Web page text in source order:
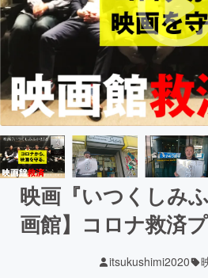
映画『いつくしみ
画館】コロナ救済
itsukushimi2020